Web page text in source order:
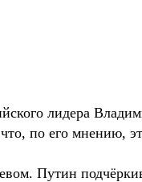
лидера
по его мнению,
Путин